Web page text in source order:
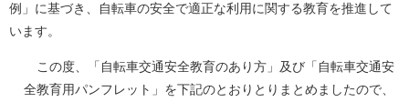
例」に基づき、自転車の安全で適正な利用に関する教育を推進して
います。
この度、「自転車交通安全教育のあり方」及び「自転車交通安
全教育用パンフレット」を下記のとおりとりまとめましたので、